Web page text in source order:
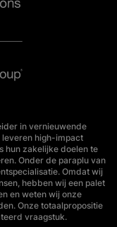
in vernieuwende
high-impact
hun zakelijke doelen te
Onder de paraplu van
Omdat wij
hebben wij een palet
en weten wij onze
Onze totaalpropositie
vraagstuk.